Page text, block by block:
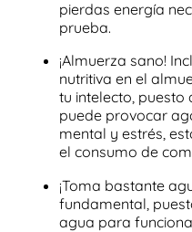
pierdas energía
prueba.
¡Almuerza sano!
nutritiva en el
tu intelecto,
puede provocar
mental y estrés,
el consumo de
¡Toma bastante
fundamental,
agua para